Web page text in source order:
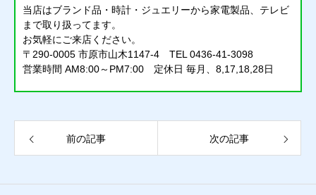
買取り
販売
猫日記
質預かり 買取り 猫日記
当店はブランド品・時計・ジュエリーから家電製品、テレビ
まで取り扱ってます。
お気軽にご来店ください。
〒290-0005 市原市山木1147-4 TEL 0436-41-3098
営業時間 AM8:00～PM7:00 定休日 毎月、8,17,18,28日
前の記事 次の記事